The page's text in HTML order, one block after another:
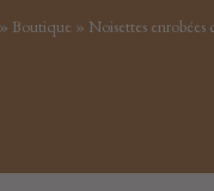
» Boutique » Noisettes enrobées